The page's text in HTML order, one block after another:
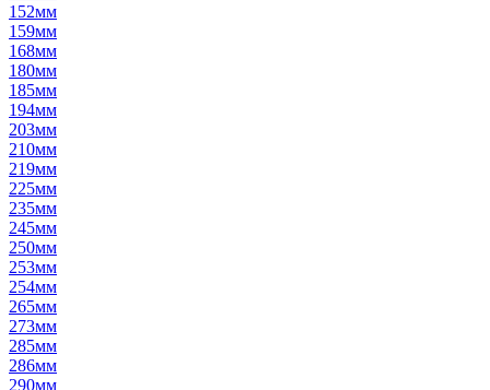
152мм
159мм
168мм
180мм
185мм
194мм
203мм
210мм
219мм
225мм
235мм
245мм
250мм
253мм
254мм
265мм
273мм
285мм
286мм
290мм